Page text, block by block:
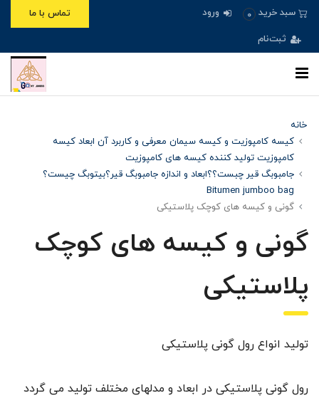
سبد خرید 0 ورود
ثبت‌نام
تماس با ما
خانه
کیسه کامپوزیت و کیسه سیمان معرفی و کاربرد آن ابعاد کیسه
کامپوزیت تولید کننده کیسه های کامپوزیت
جامبوبگ قیر چبست؟؟ابعاد و اندازه جامبوبگ قیر؟بیتوبگ چیست؟
Bitumen jumboo bag
گونی و کیسه های کوچک پلاستیکی
گونی و کیسه های کوچک
پلاستیکی
تولید انواع رول گونی پلاستیکی
رول گونی پلاستیکی در ابعاد و مدلهای مختلف تولید می گردد